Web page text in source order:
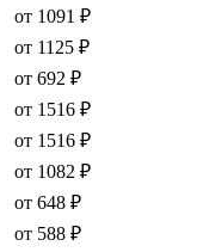
от 1091 ₽
от 1125 ₽
от 692 ₽
от 1516 ₽
от 1516 ₽
от 1082 ₽
от 648 ₽
от 588 ₽